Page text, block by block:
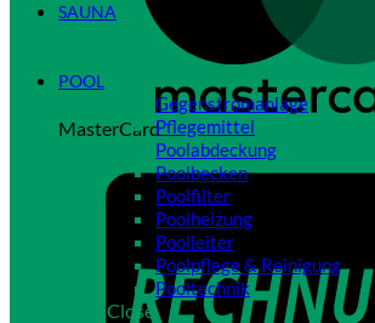
MasterCard
SAUNA
POOL
Gegenstromanlage
Pflegemittel
Poolabdeckung
Poolbecken
Poolfilter
Poolheizung
Poolleiter
Poolpflege & Reinigung
Pooltechnik
Close